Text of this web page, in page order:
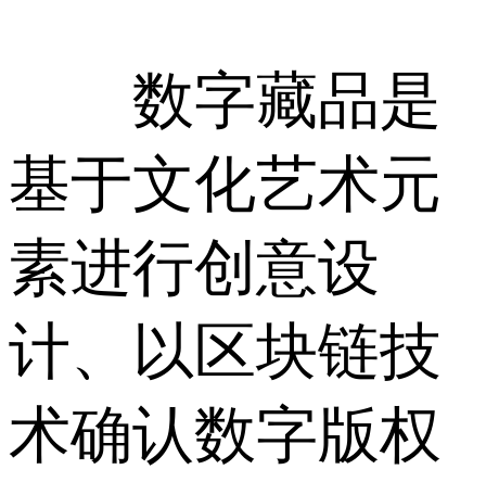
数字藏品是
基于文化艺术元
素进行创意设
计、以区块链技
术确认数字版权